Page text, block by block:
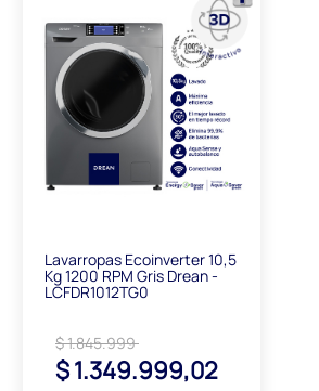
Lavarropas Ecoinverter 10,5
Kg 1200 RPM Gris Drean -
LCFDR1012TG0
$ 1.845.999
$ 1.349.999,02